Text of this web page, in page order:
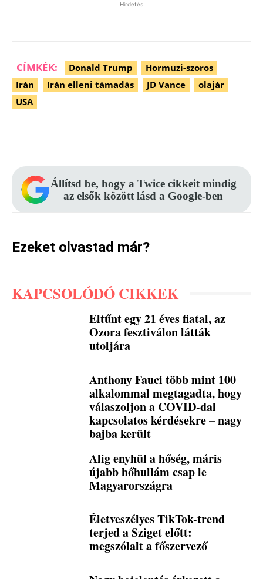
Hirdetés
CÍMKÉK: Donald Trump
Hormuzi-szoros
Irán
Irán elleni támadás JD Vance
olajár
USA
Állítsd be, hogy a Twice cikkeit mindig
az elsők között lásd a Google-ben
Ezeket olvastad már?
KAPCSOLÓDÓ CIKKEK
Eltűnt egy 21 éves fiatal, az
Ozora fesztiválon látták
utoljára
Anthony Fauci több mint 100
alkalommal megtagadta, hogy
válaszoljon a COVID-dal
kapcsolatos kérdésekre – nagy
bajba került
Alig enyhül a hőség, máris
újabb hőhullám csap le
Magyarországra
Életveszélyes TikTok-trend
terjed a Sziget előtt:
megszólalt a főszervező